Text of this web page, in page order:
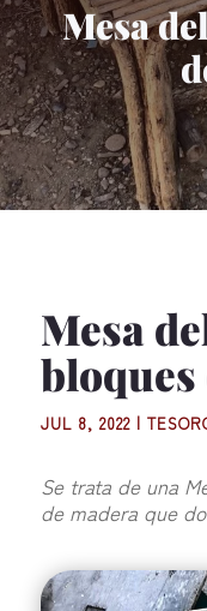
Mesa
Mesa
bloques
JUL 8, 2022|
Se trata de una
de madera que